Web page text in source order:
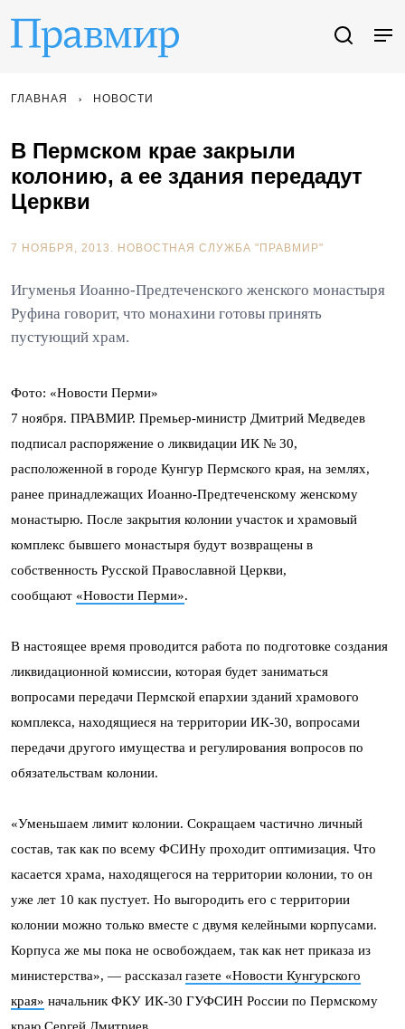
ГЛАВНАЯ НОВОСТИ
В Пермском крае закрыли
колонию, а ее здания передадут
Церкви
7 НОЯБРЯ, 2013. НОВОСТНАЯ СЛУЖБА "ПРАВМИР"
Игуменья Иоанно-Предтеченского женского монастыря
Руфина говорит, что монахини готовы принять
пустующий храм.
Фото: «Новости Перми»
7 ноября. ПРАВМИР. Премьер-министр Дмитрий Медведев
подписал распоряжение о ликвидации ИК № 30,
расположенной в городе Кунгур Пермского края, на землях,
ранее принадлежащих Иоанно-Предтеченскому женскому
монастырю. После закрытия колонии участок и храмовый
комплекс бывшего монастыря будут возвращены в
собственность Русской Православной Церкви,
сообщают «Новости Перми».
В настоящее время проводится работа по подготовке создания
ликвидационной комиссии, которая будет заниматься
вопросами передачи Пермской епархии зданий храмового
комплекса, находящиеся на территории ИК-30, вопросами
передачи другого имущества и регулирования вопросов по
обязательствам колонии.
«Уменьшаем лимит колонии. Сокращаем частично личный
состав, так как по всему ФСИНу проходит оптимизация. Что
касается храма, находящегося на территории колонии, то он
уже лет 10 как пустует. Но выгородить его с территории
колонии можно только вместе с двумя келейными корпусами.
Корпуса же мы пока не освобождаем, так как нет приказа из
министерства», — рассказал газете «Новости Кунгурского
края» начальник ФКУ ИК-30 ГУФСИН России по Пермскому